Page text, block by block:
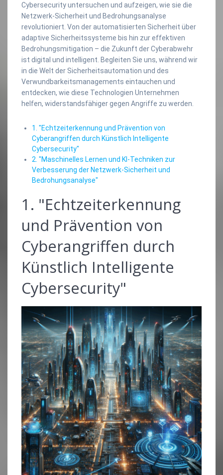
Cybersecurity untersuchen und aufzeigen, wie sie die
Netzwerk-Sicherheit und Bedrohungsanalyse
revolutioniert. Von der automatisierten Sicherheit über
adaptive Sicherheitssysteme bis hin zur effektiven
Bedrohungsmitigation – die Zukunft der Cyberabwehr
ist digital und intelligent. Begleiten Sie uns, während wir
in die Welt der Sicherheitsautomation und des
Verwundbarkeitsmanagements eintauchen und
entdecken, wie diese Technologien Unternehmen
helfen, widerstandsfähiger gegen Angriffe zu werden.
1. "Echtzeiterkennung und Prävention von
Cyberangriffen durch Künstlich Intelligente
Cybersecurity"
2. "Maschinelles Lernen und KI-Techniken zur
Verbesserung der Netzwerk-Sicherheit und
Bedrohungsanalyse"
1. "Echtzeiterkennung
und Prävention von
Cyberangriffen durch
Künstlich Intelligente
Cybersecurity"